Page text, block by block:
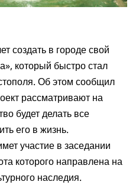
создать в городе свой
который быстро стал
Об этом сообщил
рассматривают на
будет делать все
его в жизнь.
участие в заседании
которого направлена на
наследия.